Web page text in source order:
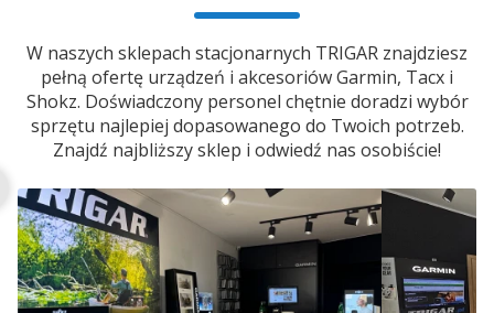
W naszych sklepach stacjonarnych TRIGAR znajdziesz
pełną ofertę urządzeń i akcesoriów Garmin, Tacx i
Shokz. Doświadczony personel chętnie doradzi wybór
sprzętu najlepiej dopasowanego do Twoich potrzeb.
Znajdź najbliższy sklep i odwiedź nas osobiście!